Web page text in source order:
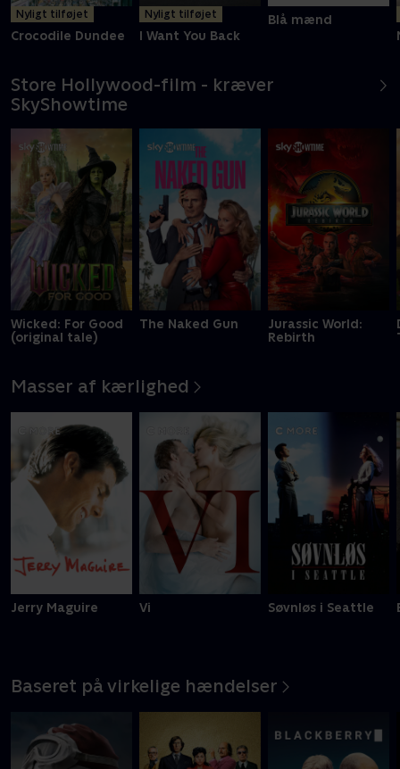
Nyligt tilføjet
Crocodile Dundee
Nyligt tilføjet
I Want You Back
Blå mænd
Store Hollywood-film - kræver
SkyShowtime
Wicked: For Good
(original tale)
The Naked Gun
Jurassic World:
Rebirth
Masser af kærlighed
Jerry Maguire Vi Søvnløs i Seattle
Baseret på virkelige hændelser